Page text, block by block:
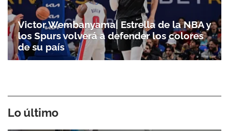
Victor Wembanyama| Estrella de la NBA y
los Spurs volverá a defender los colores
de su país
Lo último